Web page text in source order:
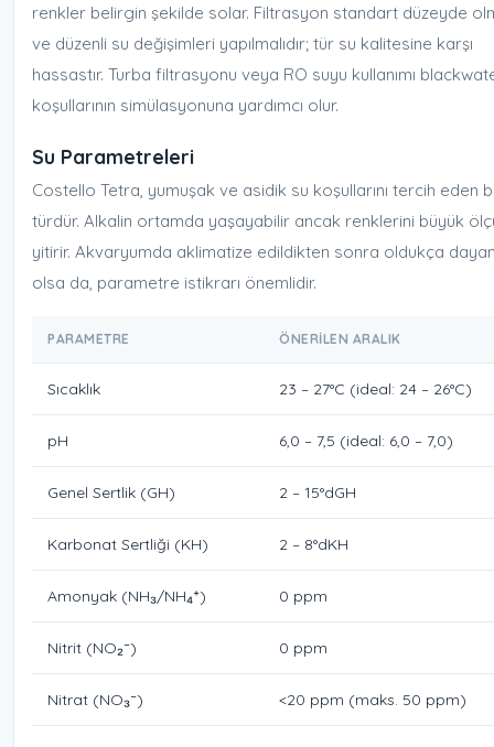
renkler belirgin şekilde solar. Filtrasyon standart düzeyde
ve düzenli su değişimleri yapılmalıdır; tür su kalitesine karşı
hassastır. Turba filtrasyonu veya RO suyu kullanımı
koşullarının simülasyonuna yardımcı olur.
Su Parametreleri
Costello Tetra, yumuşak ve asidik su koşullarını tercih eden
türdür. Alkalin ortamda yaşayabilir ancak renklerini büyük
yitirir. Akvaryumda aklimatize edildikten sonra oldukça
olsa da, parametre istikrarı önemlidir.
PARAMETRE ÖNERILEN ARALIK
Sıcaklık 23 – 27°C (ideal: 24 – 26°C)
pH 6,0 – 7,5 (ideal: 6,0 – 7,0)
Genel Sertlik (GH) 2 – 15°dGH
Karbonat Sertliği (KH) 2 – 8°dKH
Amonyak (NH₃/NH₄⁺) 0 ppm
Nitrit (NO₂⁻) 0 ppm
Nitrat (NO₃⁻) <20 ppm (maks. 50 ppm)